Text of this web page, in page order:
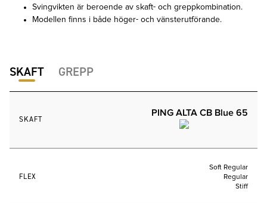
Svingvikten är beroende av skaft- och greppkombination.
Modellen finns i både höger- och vänsterutförande.
SKAFT GREPP
SKAFT
PING ALTA CB Blue 65
FLEX
Soft Regular
Regular
Stiff